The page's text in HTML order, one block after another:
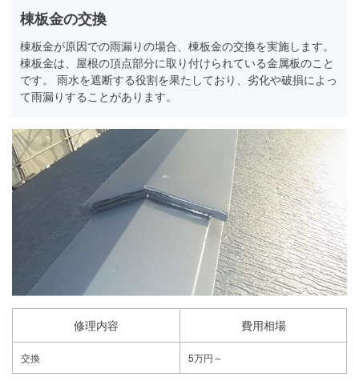
棟板金の交換
棟板金が原因での雨漏りの場合、棟板金の交換を実施します。
棟板金は、屋根の頂点部分に取り付けられている金属板のこと
です。 雨水を遮断する役割を果たしており、劣化や破損によっ
て雨漏りすることがあります。
修理内容 費用相場
交換 5万円～